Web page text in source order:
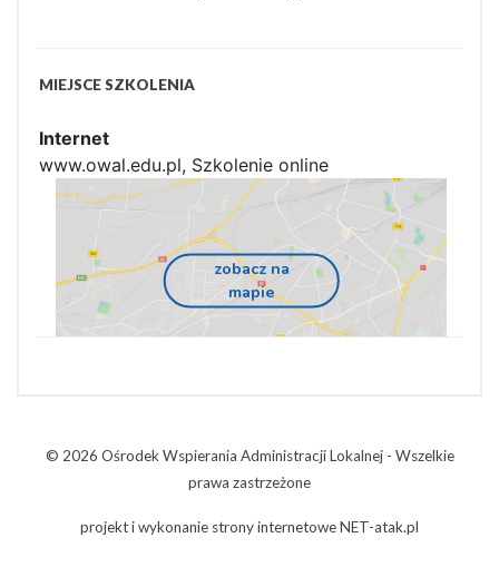
MIEJSCE SZKOLENIA
Internet
www.owal.edu.pl, Szkolenie online
zobacz na
mapie
© 2026 Ośrodek Wspierania Administracji Lokalnej - Wszelkie
prawa zastrzeżone
projekt i wykonanie strony internetoweNET-atak.pl